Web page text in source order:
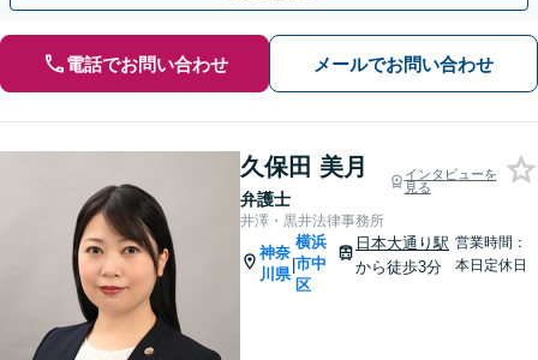
電話でお問い合わせ メールでお問い合わせ
久保田 美月
弁護士
インタビューを
見る
井澤・黒井法律事務所
神奈
川県
|
横浜
市中
区
日本大通り駅
から徒歩3分
営業時間：
本日定休日